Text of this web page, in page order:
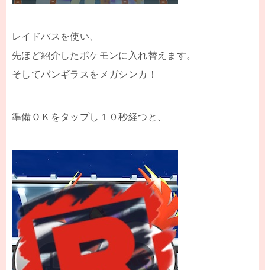
レイドパスを使い、
先ほど紹介したポケモンに入れ替えます。
そしてバンギラスをメガシンカ！
準備ＯＫをタップし１０秒経つと、